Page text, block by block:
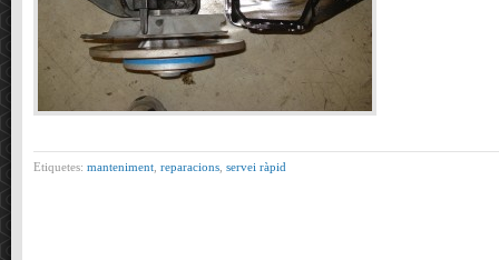
Etiquetes: manteniment reparacions servei ràpid